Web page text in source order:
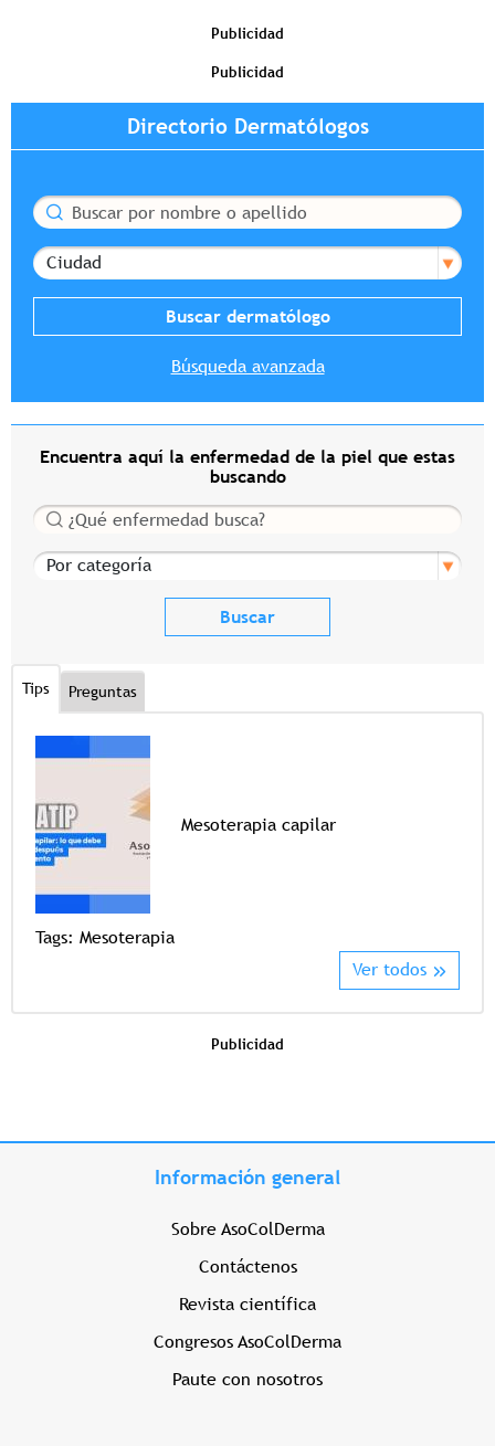
Publicidad
Publicidad
Directorio Dermatólogos
Buscar
Ciudad
Búsqueda avanzada
Encuentra aquí la enfermedad de la piel que estas
buscando
Buscar
Por categoría
Tips Preguntas
Mesoterapia capilar
Tags: Mesoterapia
Ver todos
Publicidad
Información general
Sobre AsoColDerma
Contáctenos
Revista científica
Congresos AsoColDerma
Paute con nosotros